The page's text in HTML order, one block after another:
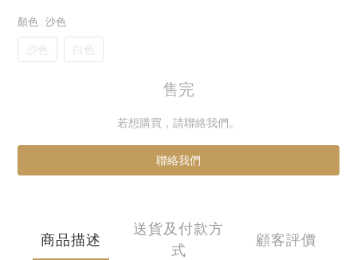
顏色 : 沙色
沙色 白色
售完
若想購買，請聯絡我們。
聯絡我們
商品描述
送貨及付款方
式
顧客評價